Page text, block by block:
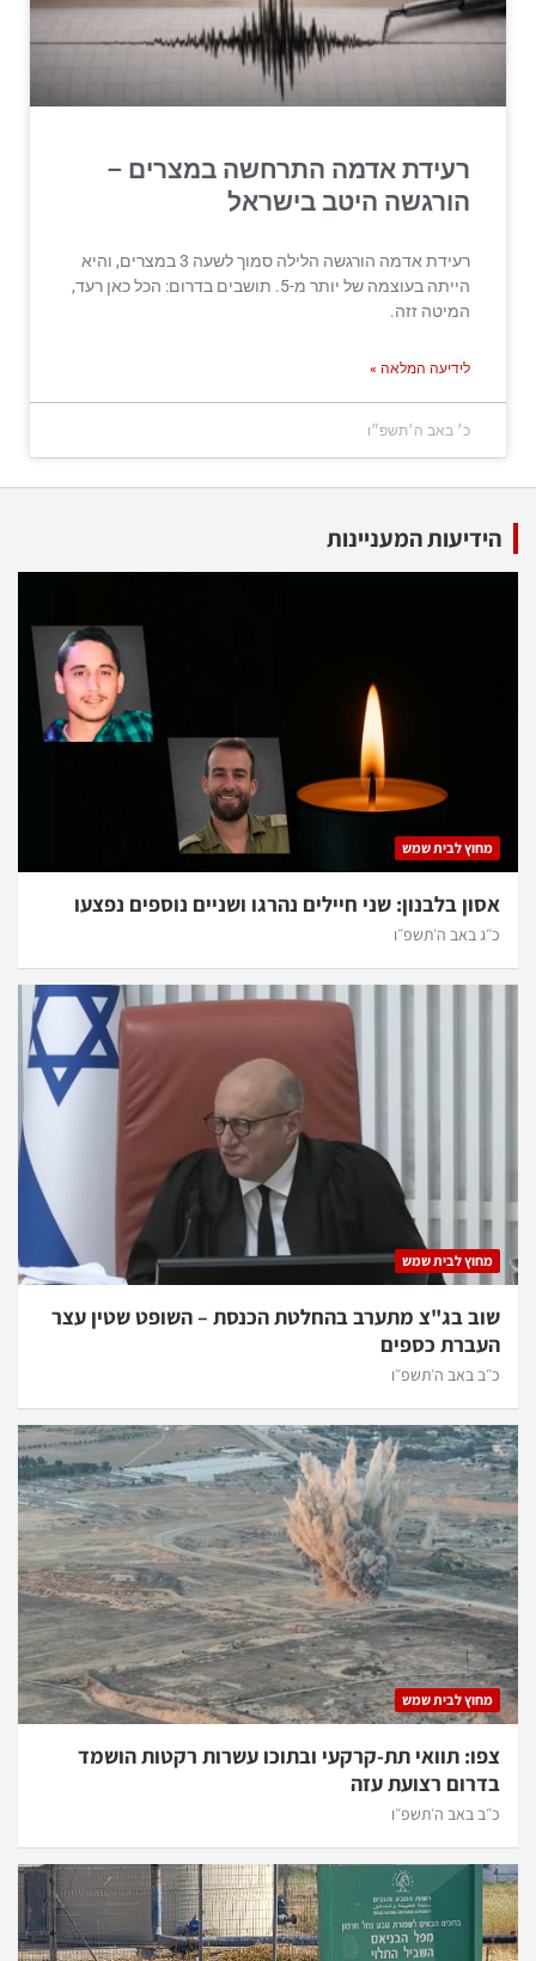
רעידת אדמה התרחשה במצרים –
הורגשה היטב בישראל
רעידת אדמה הורגשה הלילה סמוך לשעה 3 במצרים, והיא
הייתה בעוצמה של יותר מ-5. תושבים בדרום: הכל כאן רעד,
המיטה זזה.
לידיעה המלאה »
כ׳ באב ה׳תשפ״ו
הידיעות המעניינות
מחוץ לבית שמש
אסון בלבנון: שני חיילים נהרגו ושניים נוספים נפצעו
כ״ג באב ה׳תשפ״ו
מחוץ לבית שמש
שוב בג"צ מתערב בהחלטת הכנסת – השופט שטין עצר
העברת כספים
כ״ב באב ה׳תשפ״ו
מחוץ לבית שמש
צפו: תוואי תת-קרקעי ובתוכו עשרות רקטות הושמד
בדרום רצועת עזה
כ״ב באב ה׳תשפ״ו